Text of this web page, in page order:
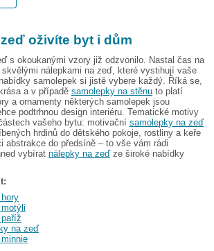
oživíte byt i dům
s okoukanými vzory již odzvonilo. Nastal čas na
nálepkami na zeď, které vystihují vaše
samolepek si jistě vybere každý. Říká se,
a v případě samolepky na stěnu to platí
a ornamenty některých samolepek jsou
podtrhnou design interiéru. Tematické motivy
vašeho bytu: motivační samolepky na zeď
hrdinů do dětského pokoje, rostliny a keře
abstrakce do předsíně – to vše vám rádi
vybírat nálepky na zeďze široké nabídky
na zeď